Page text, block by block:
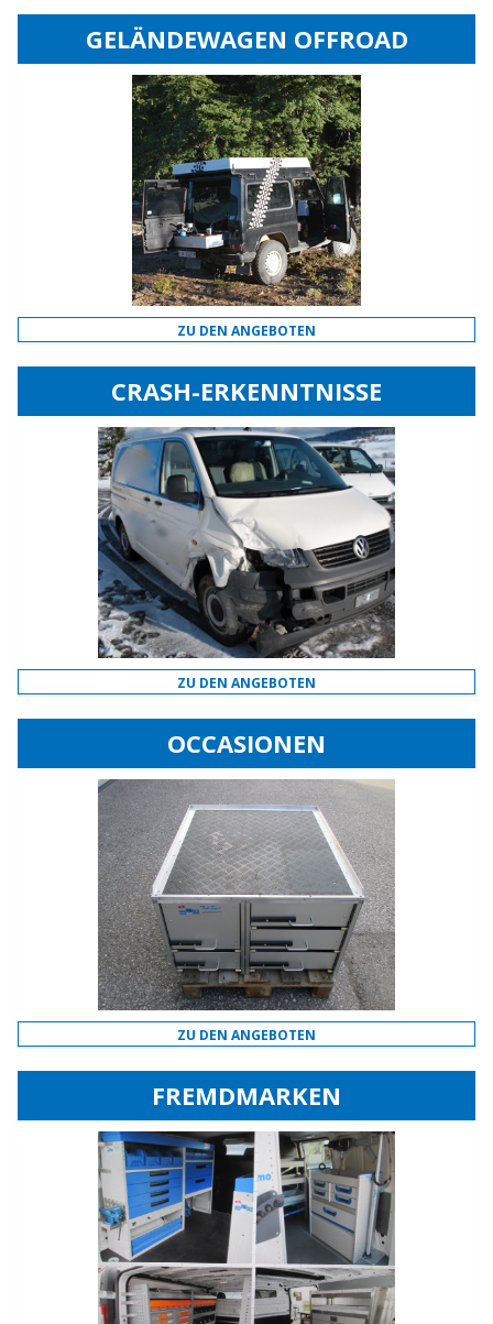
GELÄNDEWAGEN OFFROAD
ZU DEN ANGEBOTEN
CRASH-ERKENNTNISSE
ZU DEN ANGEBOTEN
OCCASIONEN
ZU DEN ANGEBOTEN
FREMDMARKEN